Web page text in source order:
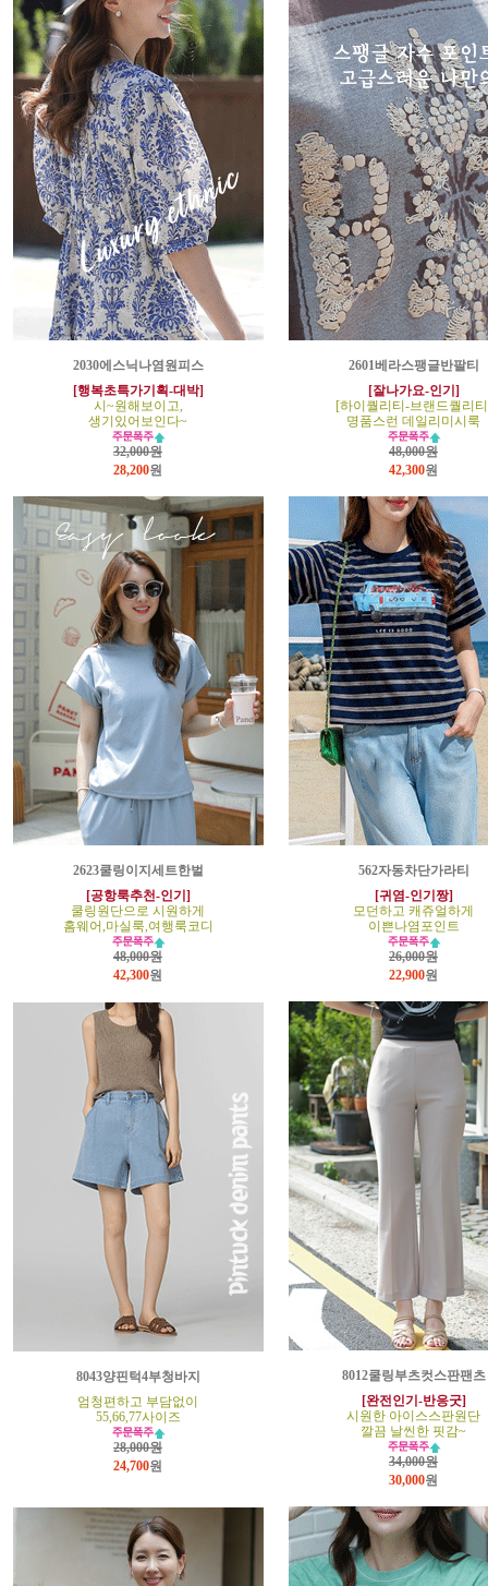
2030에스닉나염원피스
[행복초특가기획-대박]
시~원해보이고,
생기있어보인다~
32,000원
28,200원
2601베라스팽글반팔티
[잘나가요-인기]
[하이퀄리티-브랜드퀄리
명품스런 데일리미시룩
48,000원
42,300원
2623쿨링이지세트한벌
[공항룩추천-인기]
쿨링원단으로 시원하게
홈웨어,마실룩,여행룩코디
48,000원
42,300원
562자동차단가라티
[귀염-인기짱]
모던하고 캐쥬얼하게
이쁜나염포인트
26,000원
22,900원
8043양핀턱4부청바지
엄청편하고 부담없이
55,66,77사이즈
28,000원
24,700원
8012쿨링부츠컷스판팬츠
[완전인기-반응굿]
시원한 아이스스판원단
깔끔 날씬한 핏감~
34,000원
30,000원